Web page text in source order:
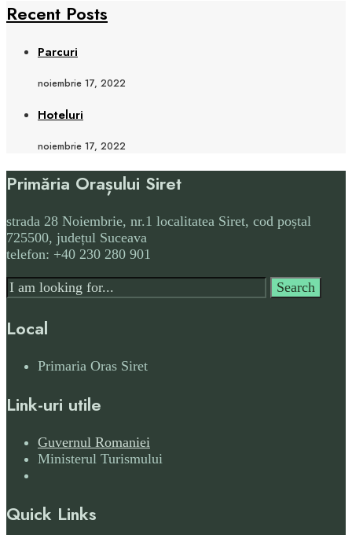
Recent Posts
Parcuri
noiembrie 17, 2022
Hoteluri
noiembrie 17, 2022
Primăria Orașului Siret
strada 28 Noiembrie, nr.1 localitatea Siret, cod poștal
725500, județul Suceava
telefon: +40 230 280 901
Search
for:
Search
Local
Primaria Oras Siret
Link-uri utile
Guvernul Romaniei
Ministerul Turismului
Quick Links